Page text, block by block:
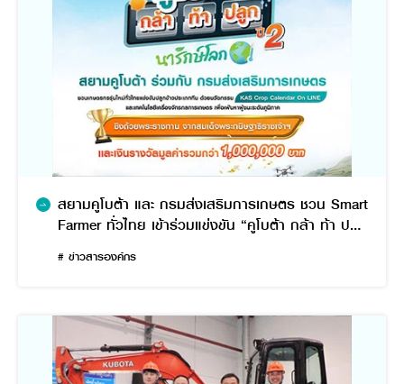
สยามคูโบต้า และ กรมส่งเสริมการเกษตร ชวน Smart
Farmer ทั่วไทย เข้าร่วมแข่งขัน “คูโบต้า กล้า ท้า ปลูก
# ข่าวสารองค์กร